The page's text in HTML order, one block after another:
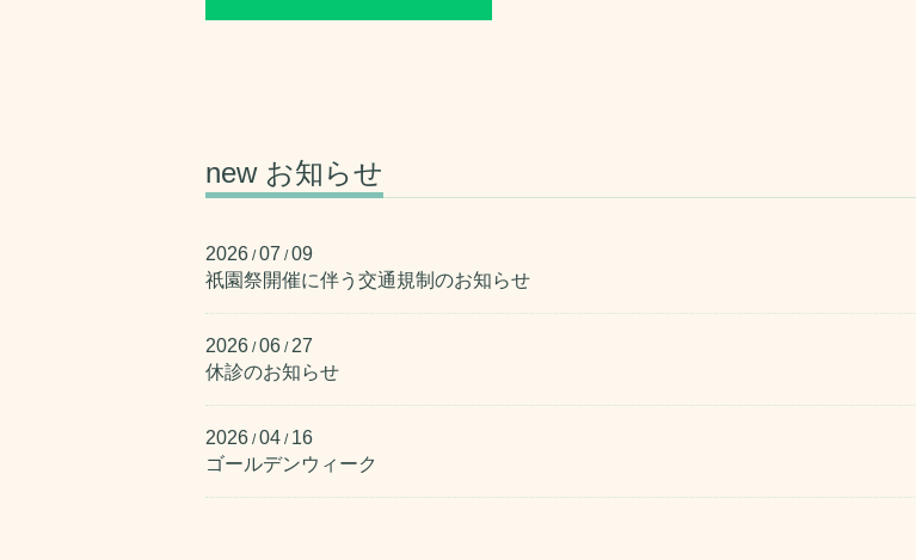
new お知らせ
2026 /07 /09
祇園祭開催に伴う交通規制のお知らせ
2026 /06 / 27
休診のお知らせ
2026 /04 / 16
ゴールデンウィーク